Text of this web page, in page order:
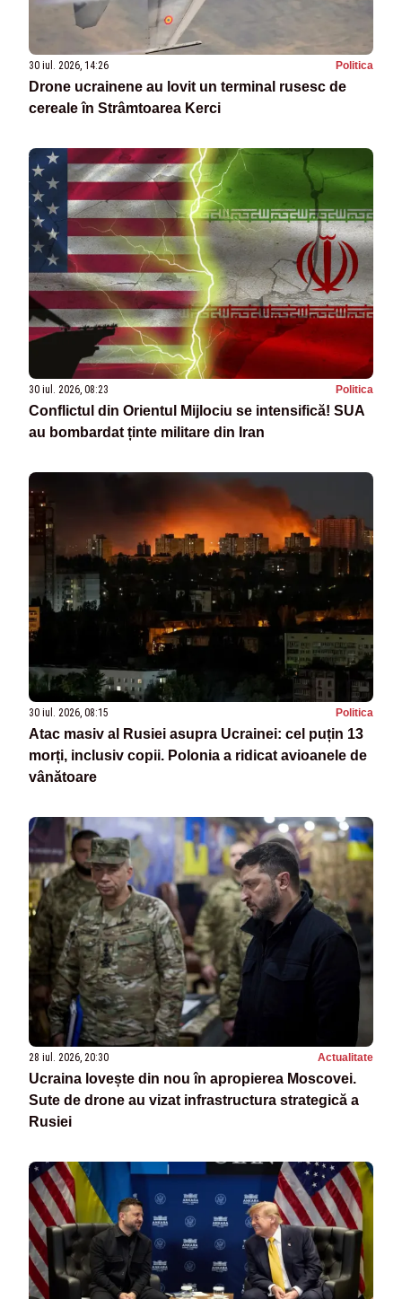
30 iul. 2026, 14:26 Politica
Drone ucrainene au lovit un terminal rusesc de
cereale în Strâmtoarea Kerci
30 iul. 2026, 08:23 Politica
Conflictul din Orientul Mijlociu se intensifică! SUA
au bombardat ținte militare din Iran
30 iul. 2026, 08:15 Politica
Atac masiv al Rusiei asupra Ucrainei: cel puțin 13
morți, inclusiv copii. Polonia a ridicat avioanele de
vânătoare
28 iul. 2026, 20:30 Actualitate
Ucraina lovește din nou în apropierea Moscovei.
Sute de drone au vizat infrastructura strategică a
Rusiei